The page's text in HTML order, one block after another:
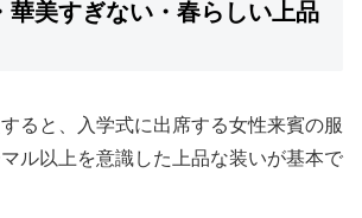
華美すぎない・春らしい上品
ると、入学式に出席する女性来賓の服
ル以上を意識した上品な装いが基本で